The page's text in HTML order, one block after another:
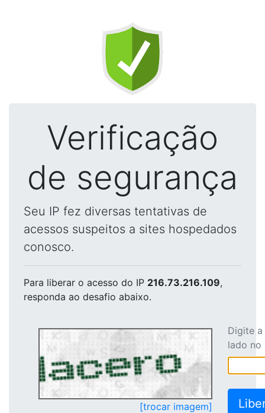
Verificação
de segurança
Seu IP fez diversas tentativas de
acessos suspeitos a sites hospedados
conosco.
Para liberar o acesso do IP 216.73.216.109,
responda ao desafio abaixo.
[trocar imagem]
Digite
lado no